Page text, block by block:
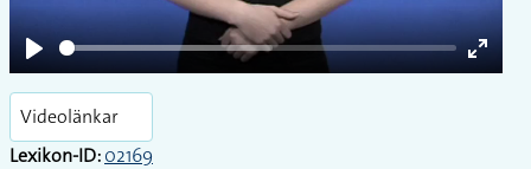
Play
Enter
Videolänkar
Lexikon-ID:02169